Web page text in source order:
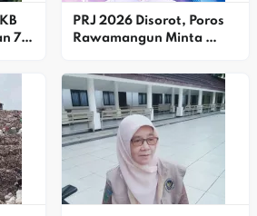
7
PRJ 2026 Disorot, Poros
Rawamangun Minta
Harga Tiket